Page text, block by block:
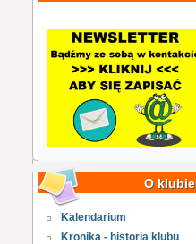
O klubie
Kalendarium
Kronika - historia klubu